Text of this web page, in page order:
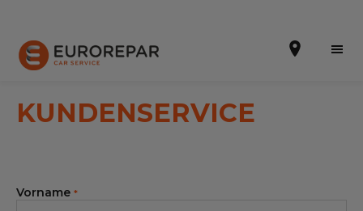
Online-Kostenvoranschlag
KUNDENSERVICE
Vorname *